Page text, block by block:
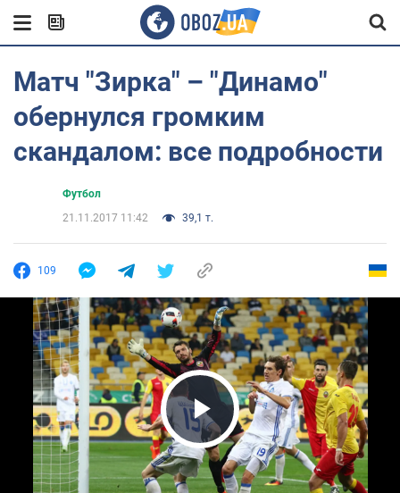
Матч "Зирка" – "Динамо"
обернулся громким
скандалом: все подробности
Футбол
21.11.2017 11:42
39,1 т.
109
Play Video